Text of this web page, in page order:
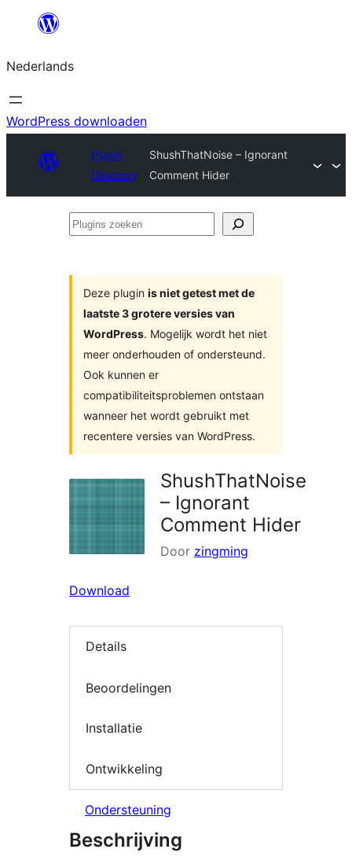
de
inhoud
Nederlands
WordPress downloaden
Plugin
Directory
ShushThatNoise – Ignorant
Comment Hider
Plugins
Deze plugin is niet getest met de
laatste 3 grotere versies van
WordPress. Mogelijk wordt het niet
meer onderhouden of ondersteund.
Ook kunnen er
compatibiliteitsproblemen ontstaan
wanneer het wordt gebruikt met
recentere versies van WordPress.
ShushThatNoise
– Ignorant
Comment Hider
Door zingming
Download
Details
Beoordelingen
Installatie
Ontwikkeling
Ondersteuning
Beschrijving